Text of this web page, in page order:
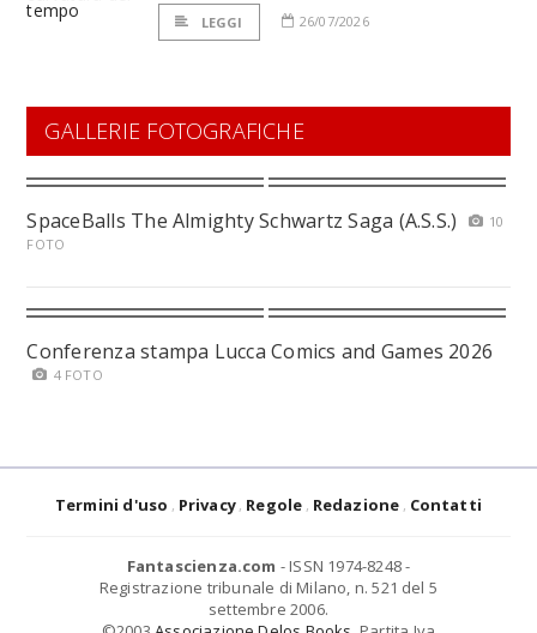
LEGGI 26/07/2026
GALLERIE FOTOGRAFICHE
SpaceBalls The Almighty Schwartz Saga (A.S.S.)
10
FOTO
Conferenza stampa Lucca Comics and Games 2026
4 FOTO
Termini d'uso Privacy Regole Redazione Contatti
Fantascienza.com - ISSN 1974-8248 -
Registrazione tribunale di Milano, n. 521 del 5
settembre 2006.